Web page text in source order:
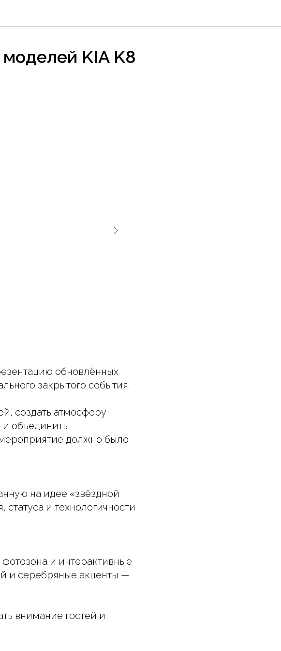
KIA K8
обновлённых
закрытого события.
создать атмосферу
и объединить
должно было
на идее «звёздной
и технологичности
и интерактивные
и серебряные акценты —
внимание гостей и